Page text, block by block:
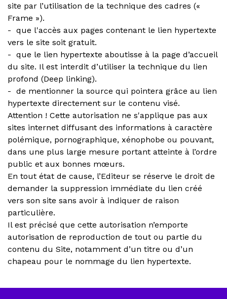
site par l’utilisation de la technique des cadres («
Frame »).
- que l'accès aux pages contenant le lien hypertexte
vers le site soit gratuit.
- que le lien hypertexte aboutisse à la page d’accueil
du site. Il est interdit d’utiliser la technique du lien
profond (Deep linking).
- de mentionner la source qui pointera grâce au lien
hypertexte directement sur le contenu visé.
Attention ! Cette autorisation ne s'applique pas aux
sites internet diffusant des informations à caractère
polémique, pornographique, xénophobe ou pouvant,
dans une plus large mesure portant atteinte à l’ordre
public et aux bonnes mœurs.
En tout état de cause, l’Editeur se réserve le droit de
demander la suppression immédiate du lien créé
vers son site sans avoir à indiquer de raison
particulière.
Il est précisé que cette autorisation n’emporte
autorisation de reproduction de tout ou partie du
contenu du Site, notamment d’un titre ou d’un
chapeau pour le nommage du lien hypertexte.